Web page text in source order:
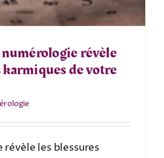
révèle
karmiques de votre
révèle les blessures